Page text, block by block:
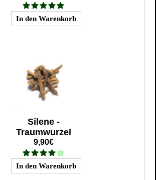
Silene -
Traumwurzel
9,90€